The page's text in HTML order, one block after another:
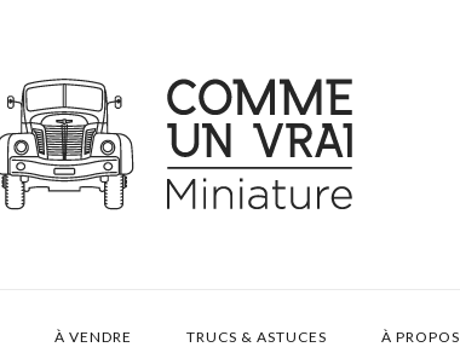
À VENDRE TRUCS & ASTUCES À PROPOS